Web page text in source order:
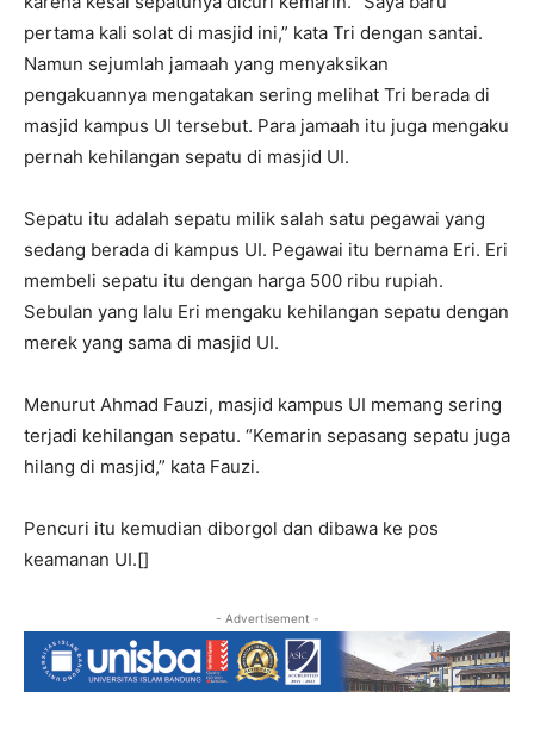
pertama kali solat di masjid ini,” kata Tri dengan santai.
Namun sejumlah jamaah yang menyaksikan
pengakuannya mengatakan sering melihat Tri berada di
masjid kampus UI tersebut. Para jamaah itu juga mengaku
pernah kehilangan sepatu di masjid UI.
Sepatu itu adalah sepatu milik salah satu pegawai yang
sedang berada di kampus UI. Pegawai itu bernama Eri. Eri
membeli sepatu itu dengan harga 500 ribu rupiah.
Sebulan yang lalu Eri mengaku kehilangan sepatu dengan
merek yang sama di masjid UI.
Menurut Ahmad Fauzi, masjid kampus UI memang sering
terjadi kehilangan sepatu. “Kemarin sepasang sepatu juga
hilang di masjid,” kata Fauzi.
Pencuri itu kemudian diborgol dan dibawa ke pos
keamanan UI.[]
- Advertisement -